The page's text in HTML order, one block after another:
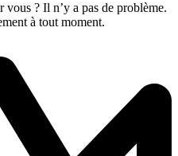
vous ? Il n’y a pas de problème.
à tout moment.